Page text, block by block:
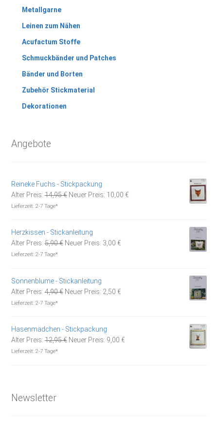
Metallgarne
Leinen zum Nähen
Acufactum Stoffe
Schmuckbänder und Patches
Bänder und Borten
Zubehör Stickmaterial
Dekorationen
Angebote
Reineke Fuchs - Stickpackung
Alter Preis: 14,95€ Ursprünglicher
Neuer Preis: 10,00 €Aktueller
Lieferzeit: 2-7 Tage*
Herzkissen - Stickanleitung
Alter Preis: 5,90€ Ursprünglicher
Neuer Preis: 3,00 €Aktueller
Lieferzeit: 2-7 Tage*
Sonnenblume - Stickanleitung
Alter Preis: 4,90€ Ursprünglicher
Neuer Preis: 2,50 €Aktueller
Lieferzeit: 2-7 Tage*
Hasenmädchen - Stickpackung
Alter Preis: 12,95€ Ursprünglicher
Neuer Preis: 9,00 €Aktueller
Lieferzeit: 2-7 Tage*
Newsletter